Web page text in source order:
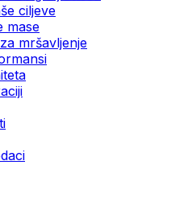
ciljeve
mase
mršavljenje